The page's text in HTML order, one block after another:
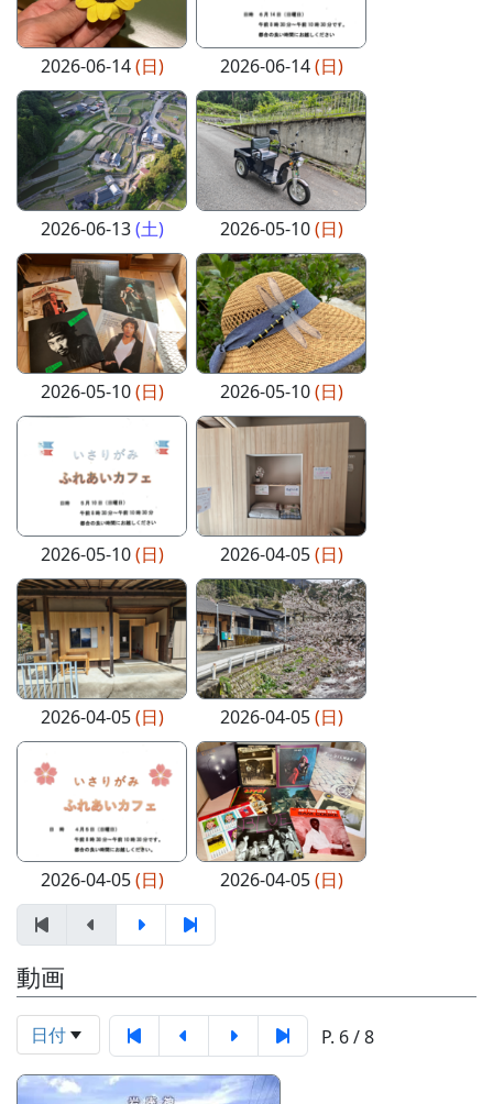
2026-06-14(日) 2026-06-14(日)
2026-06-13(土) 2026-05-10(日)
2026-05-10(日) 2026-05-10(日)
2026-05-10(日) 2026-04-05(日)
2026-04-05(日) 2026-04-05(日)
2026-04-05(日) 2026-04-05(日)
動画
日付 P. 6 / 8